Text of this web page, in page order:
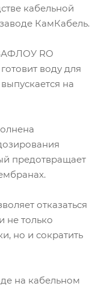
кабельной
КамКабель.
RO
воду для
на
предотвращает
отказаться
не только
но и сократить
на кабельном